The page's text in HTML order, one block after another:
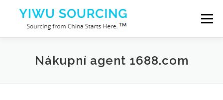
Přeskočit na obsah
Menu
Služby Město Yiwu Blog O nás
Nákupní agent 1688.com